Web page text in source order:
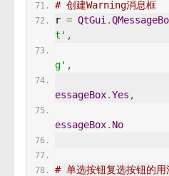
# 创建Warning消息框
r = QtGui .
t' ,
g' ,
essageBox.Yes ,
essageBox. No
# 单选按钮复选按钮的用